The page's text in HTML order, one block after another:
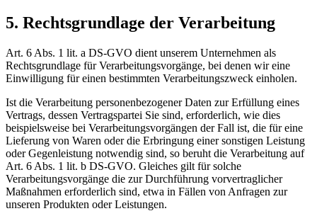
5. Rechtsgrundlage der Verarbeitung
Art. 6 Abs. 1 lit. a DS-GVO dient unserem Unternehmen als
Rechtsgrundlage für Verarbeitungsvorgänge, bei denen wir eine
Einwilligung für einen bestimmten Verarbeitungszweck einholen.
Ist die Verarbeitung personenbezogener Daten zur Erfüllung eines
Vertrags, dessen Vertragspartei Sie sind, erforderlich, wie dies
beispielsweise bei Verarbeitungsvorgängen der Fall ist, die für eine
Lieferung von Waren oder die Erbringung einer sonstigen Leistung
oder Gegenleistung notwendig sind, so beruht die Verarbeitung auf
Art. 6 Abs. 1 lit. b DS-GVO. Gleiches gilt für solche
Verarbeitungsvorgänge die zur Durchführung vorvertraglicher
Maßnahmen erforderlich sind, etwa in Fällen von Anfragen zur
unseren Produkten oder Leistungen.